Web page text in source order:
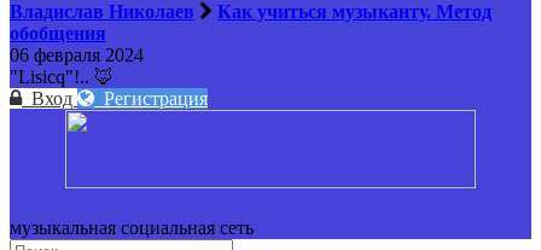
Владислав Николаев
Как учиться музыканту. Метод
обобщения
06 февраля 2024
"Lisicq"!.. 🦊
Вход
Регистрация
музыкальная социальная сеть